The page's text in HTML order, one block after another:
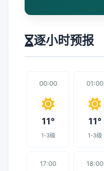
逐小时预报
00:00
11°
1-3级
01:00
11°
1-3级
17:00 18:00